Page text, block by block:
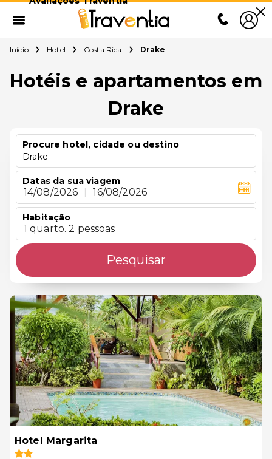
Início Hotel Costa Rica Drake
Hotéis e apartamentos em
Drake
Procure hotel, cidade ou destino
Drake
Datas da sua viagem
14/08/2026 16/08/2026
Habitação
1 quarto. 2 pessoas
Pesquisar
Hotel Margarita